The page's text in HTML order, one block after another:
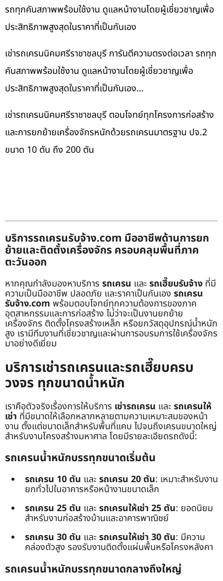
รถทุกคันสภาพพร้อมใช้งาน ดูแลหน้างานโดยผู้เชี่ยวชาญเพื่อ
ประสิทธิภาพสูงสุดในราคาที่เป็นกันเอง
เช่ารถเครนนิคมศรีราชาชลบุรี การันตีความตรงต่อเวลา รถทุก
คันสภาพพร้อมใช้งาน ดูแลหน้างานโดยผู้เชี่ยวชาญเพื่อ
ประสิทธิภาพสูงสุดในราคาที่เป็นกันเอง…
เช่ารถเครนนิคมศรีราชาชลบุรี ตอบโจทย์ทุกโครงการก่อสร้าง
และการยกย้ายเครื่องจักรหนักด้วยรถเครนมาตรฐาน ปจ.2
ขนาด 10 ตัน ถึง 200 ตัน
บริการรถเครนรับจ้าง.com มืออาชีพด้านการยก
ย้ายและติดตั้งเครื่องจักร ครอบคลุมพื้นที่ภาค
ตะวันออก
หากคุณกำลังมองหาบริการ รถเครน และรถเฮี๊ยบรับจ้าง ที่มี
ความเป็นมืออาชีพ ปลอดภัย และราคาเป็นกันเอง รถเครน
รับจ้าง.com พร้อมตอบโจทย์ทุกความต้องการของภาค
อุตสาหกรรมและการก่อสร้าง ไม่ว่าจะเป็นงานยกย้าย
เครื่องจักร ติดตั้งโครงสร้างเหล็ก หรือยกวัสดุอุปกรณ์น้ำหนัก
สูง เรามีทีมงานที่เชี่ยวชาญและผ่านการอบรมการใช้เครื่องจักร
มาอย่างดีเยี่ยม
บริการเช่ารถเครนและรถเฮี๊ยบครบ
วงจร ทุกขนาดน้ำหนัก
เราคือตัวจริงเรื่องการให้บริการ เช่ารถเครน และรถเครนให้
เช่า ที่มีขนาดให้เลือกหลากหลายตามความเหมาะสมของหน้า
งาน ตั้งแต่ขนาดเล็กสำหรับพื้นที่แคบ ไปจนถึงเครนขนาดใหญ่
สำหรับงานโครงสร้างมหาศาล โดยมีรายละเอียดรถดังนี้:
รถเครนน้ำหนักบรรทุกขนาดเริ่มต้น
รถเครน 10 ตัน และรถเครน 20 ตัน: เหมาะสำหรับงาน
ยกทั่วไปในอาคารหรือหน้างานขนาดเล็ก
รถเครน 25 ตัน และรถเครนให้เช่า 25 ตัน: ยอดนิยม
สำหรับงานก่อสร้างบ้านและอาคารพาณิชย์
รถเครน 30 ตัน และรถเครนให้เช่า 30 ตัน: มีความ
คล่องตัวสูง รองรับงานติดตั้งแผ่นพื้นหรือโครงหลังคา
รถเครนน้ำหนักบรรทุกขนาดกลางถึงใหญ่